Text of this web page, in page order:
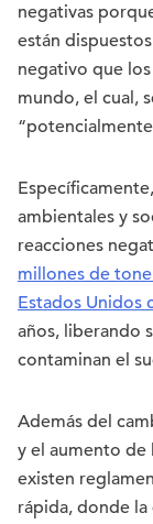
negativas
están
negativo que
mundo, el cual,
ambientales y
reacciones
millones de
Estados Unidos
años, liberando
contaminan el
Además del
y el aumento de
existen
rápida, donde